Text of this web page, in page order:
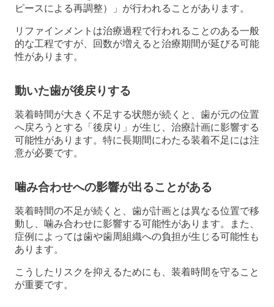
ピースによる再調整）」が行われることがあります。
リファインメントは治療過程で行われることのある一般
的な工程ですが、回数が増えると治療期間が延びる可能
性があります。
動いた歯が後戻りする
装着時間が大きく不足する状態が続くと、歯が元の位置
へ戻ろうとする「後戻り」が生じ、治療計画に影響する
可能性があります。特に長期間にわたる装着不足には注
意が必要です。
噛み合わせへの影響が出ることがある
装着時間の不足が続くと、歯が計画とは異なる位置で移
動し、噛み合わせに影響する可能性があります。また、
症例によっては歯や歯周組織への負担が生じる可能性も
あります。
こうしたリスクを抑えるためにも、装着時間を守ること
が重要です。